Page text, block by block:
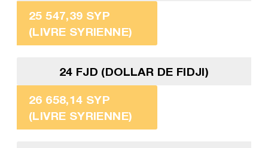
25 547,39 SYP
(LIVRE SYRIENNE)
24 FJD (DOLLAR DE FIDJI)
26 658,14 SYP
(LIVRE SYRIENNE)